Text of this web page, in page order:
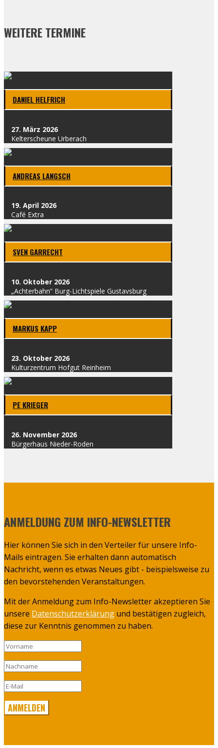
WEITERE TERMINE
DANI­EL HELF­RICH
27. März 2026
Kel­t­erscheu­ne Urber­ach
ANDRE­AS LANG­SCH
19. April 2026
Café Extra
SVEN GAR­RECHT
10. Okto­ber 2026
„Ach­ter­bahn” Burg-Licht­spie­le Gus­tavs­burg
MAR­KUS KAPP
23. Okto­ber 2026
Kul­tur­zen­trum Hof­gut Rein­heim
PE KRIE­GER
26. Novem­ber 2026
Bür­ger­haus Nie­der-Roden
ANMELDUNG ZUM INFO-NEWSLETTER
Hier können Sie sich in den Verteiler für unsere Info-
Mails eintragen. Sie erhalten dann automatisch
Nachricht, wenn es etwas Neues gibt - beispielsweise zu
den bevorstehenden Veranstaltungen.
Mit der Anmeldung zum Info-Newsletter akzeptieren Sie
unsere Datenschutzerklärung und bestätigen zugleich,
diese zur Kenntnis genommen zu haben.